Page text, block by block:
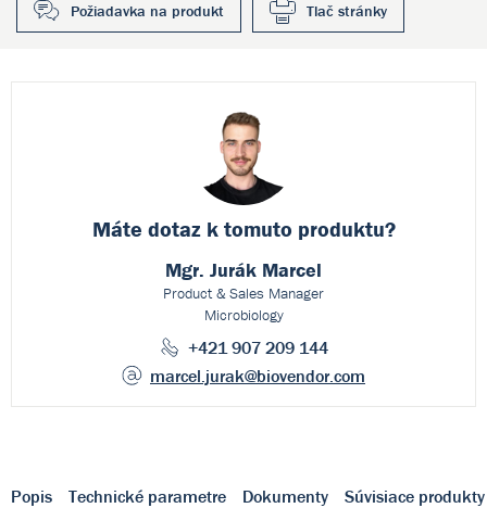
Požiadavka na produkt Tlač stránky
Máte dotaz k tomuto produktu?
Mgr. Jurák Marcel
Product & Sales Manager
Microbiology
+421 907 209 144
marcel.jurak@biovendor.com
Popis Technické parametre Dokumenty Súvisiace produkty